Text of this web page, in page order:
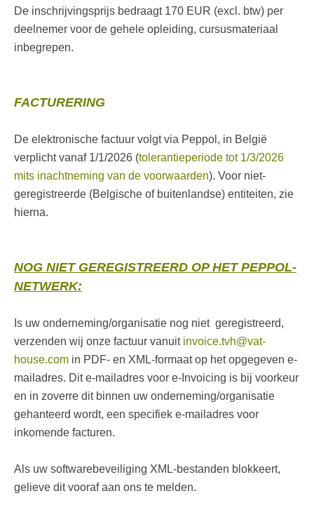
De inschrijvingsprijs bedraagt 170 EUR (excl. btw) per
deelnemer voor de gehele opleiding, cursusmateriaal
inbegrepen.
FACTURERING
De elektronische factuur volgt via Peppol, in België
verplicht vanaf 1/1/2026 (tolerantieperiode tot 1/3/2026
mits inachtneming van de voorwaarden). Voor niet-
geregistreerde (Belgische of buitenlandse) entiteiten, zie
hierna.
NOG NIET GEREGISTREERD OP HET PEPPOL-
NETWERK:
Is uw onderneming/organisatie nog niet geregistreerd,
verzenden wij onze factuur vanuit invoice.tvh@vat-
house.com in PDF- en XML-formaat op het opgegeven e-
mailadres. Dit e-mailadres voor e-Invoicing is bij voorkeur
en in zoverre dit binnen uw onderneming/organisatie
gehanteerd wordt, een specifiek e-mailadres voor
inkomende facturen.
Als uw softwarebeveiliging XML-bestanden blokkeert,
gelieve dit vooraf aan ons te melden.